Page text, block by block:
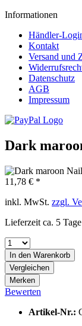
Informationen
Händler-
Kontakt
Versand und
Datenschutz
AGB
Impressum
Dark
11,78 € *
inkl. MwSt. zzgl.
Lieferzeit ca. 5 Tage
In den Warenkorb
Vergleichen
Merken
Bewerten
Artikel-Nr.: